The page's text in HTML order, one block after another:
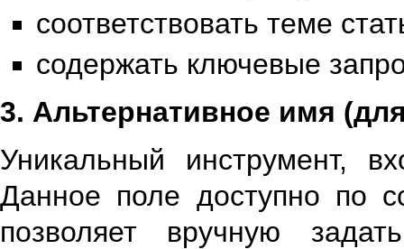
соответствовать теме
содержать ключевые
3. Альтернативное имя
Уникальный инструмент,
Данное поле доступно по
позволяет вручную